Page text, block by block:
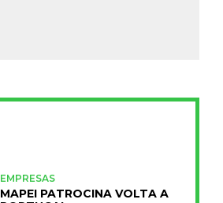
EMPRESAS
MAPEI PATROCINA VOLTA A